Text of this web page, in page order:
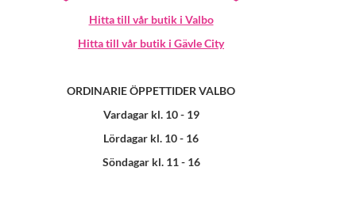
Hitta till vår butik i Valbo
Hitta till vår butik i Gävle City
ORDINARIE ÖPPETTIDER VALBO
Vardagar kl. 10 - 19
Lördagar kl. 10 - 16
Söndagar kl. 11 - 16